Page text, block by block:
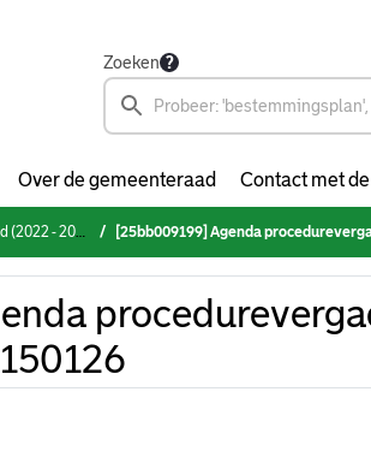
Zoeken
Over de gemeenteraad Contact met
15 januari 2026) [25bb009199] Agenda